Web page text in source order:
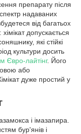
препарату після
надаваних
від багатьох
допускається
які стійкі
культури досить
Євро-лайтінг. Його
або
дуже простий у
і імазапира.
бур'янів і